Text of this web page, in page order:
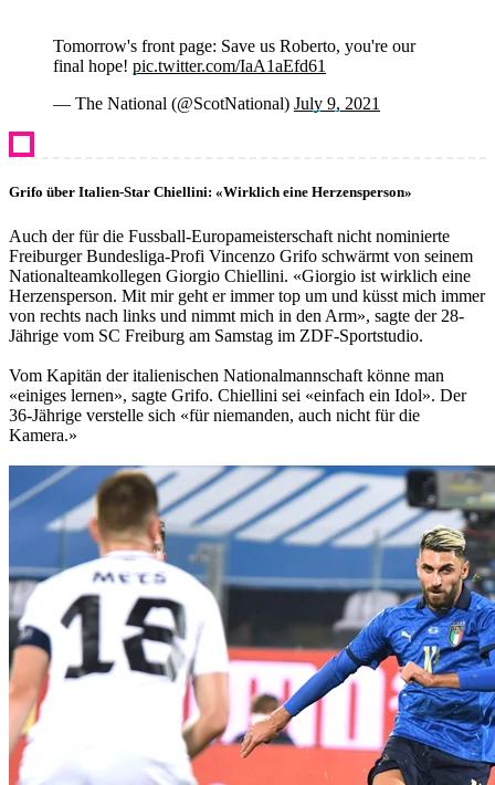
Tomorrow's front page: Save us Roberto, you're our
final hope! pic.twitter.com/IaA1aEfd61
— The National (@ScotNational) July 9, 2021
Grifo über Italien-Star Chiellini: «Wirklich eine Herzensperson»
Auch der für die Fussball-Europameisterschaft nicht nominierte
Freiburger Bundesliga-Profi Vincenzo Grifo schwärmt von seinem
Nationalteamkollegen Giorgio Chiellini. «Giorgio ist wirklich eine
Herzensperson. Mit mir geht er immer top um und küsst mich immer
von rechts nach links und nimmt mich in den Arm», sagte der 28-
Jährige vom SC Freiburg am Samstag im ZDF-Sportstudio.
Vom Kapitän der italienischen Nationalmannschaft könne man
«einiges lernen», sagte Grifo. Chiellini sei «einfach ein Idol». Der
36-Jährige verstelle sich «für niemanden, auch nicht für die
Kamera.»